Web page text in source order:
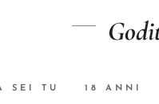
SEI TU 18 ANNI